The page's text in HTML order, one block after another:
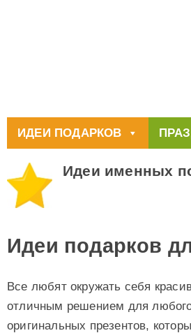
ИДЕИ ПОДАРКОВ
Идеи именных
Идеи подарков
Все любят окружать себя
отличным решением для
оригинальных презентов,